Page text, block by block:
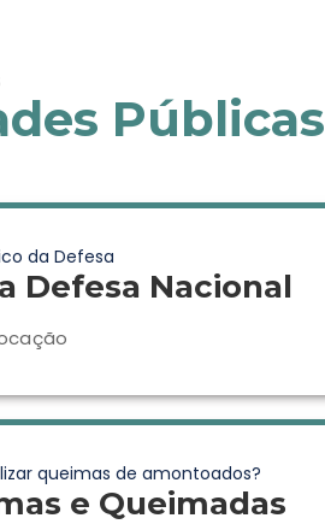
Públicas
da Defesa
Defesa Nacional
queimas de amontoados?
e Queimadas